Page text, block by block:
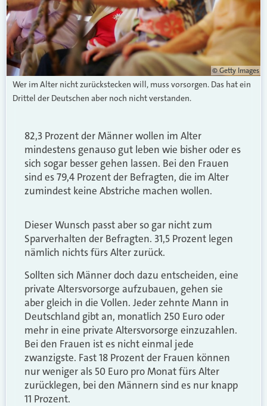
© Getty Images
Wer im Alter nicht zurückstecken will, muss vorsorgen. Das hat ein
Drittel der Deutschen aber noch nicht verstanden.
82,3 Prozent der Männer wollen im Alter
mindestens genauso gut leben wie bisher oder es
sich sogar besser gehen lassen. Bei den Frauen
sind es 79,4 Prozent der Befragten, die im Alter
zumindest keine Abstriche machen wollen.
Dieser Wunsch passt aber so gar nicht zum
Sparverhalten der Befragten. 31,5 Prozent legen
nämlich nichts fürs Alter zurück.
Sollten sich Männer doch dazu entscheiden, eine
private Altersvorsorge aufzubauen, gehen sie
aber gleich in die Vollen. Jeder zehnte Mann in
Deutschland gibt an, monatlich 250 Euro oder
mehr in eine private Altersvorsorge einzuzahlen.
Bei den Frauen ist es nicht einmal jede
zwanzigste. Fast 18 Prozent der Frauen können
nur weniger als 50 Euro pro Monat fürs Alter
zurücklegen, bei den Männern sind es nur knapp
11 Prozent.